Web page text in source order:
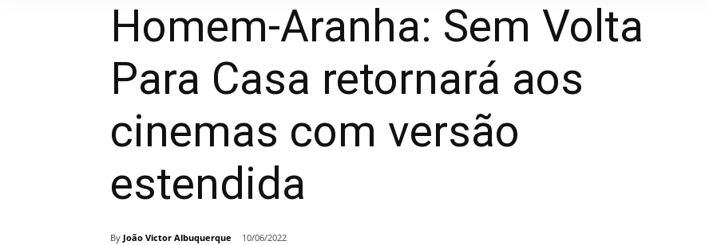
Homem-Aranha: Sem Volta
Para Casa retornará aos
cinemas com versão
estendida
By João Victor Albuquerque 10/06/2022